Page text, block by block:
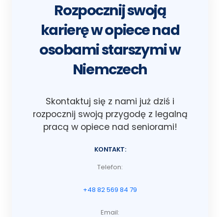
Rozpocznij swoją
karierę w opiece nad
osobami starszymi w
Niemczech
Skontaktuj się z nami już dziś i
rozpocznij swoją przygodę z legalną
pracą w opiece nad seniorami!
KONTAKT:
Telefon:
+48 82 569 84 79
Email: